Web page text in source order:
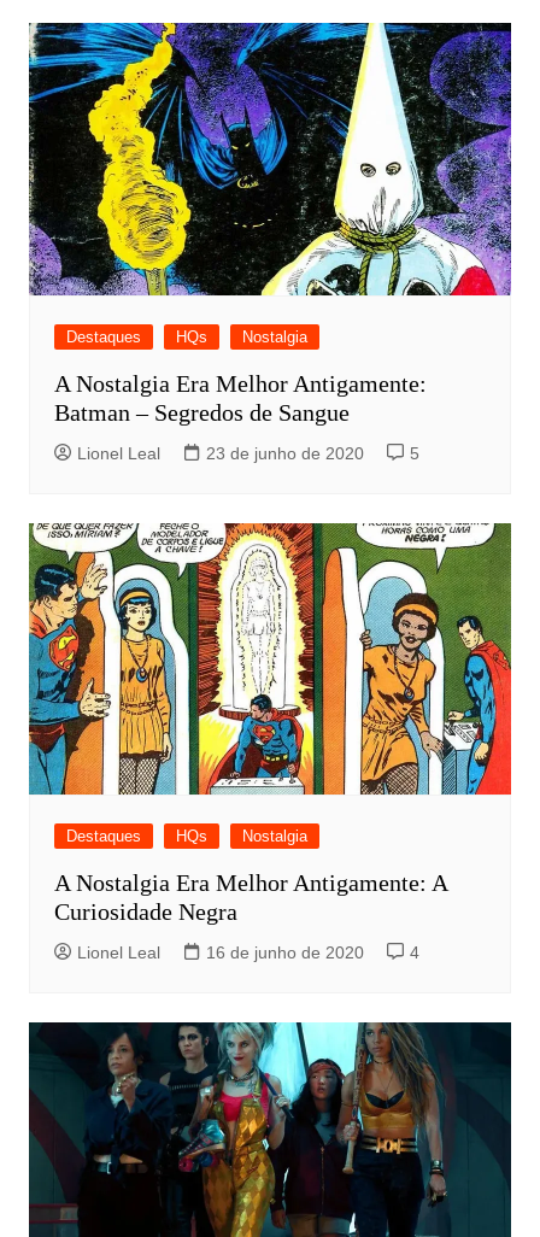
Destaques HQs Nostalgia
A Nostalgia Era Melhor Antigamente:
Batman – Segredos de Sangue
Lionel Leal 23 de junho de 2020 5
Destaques HQs Nostalgia
A Nostalgia Era Melhor Antigamente: A
Curiosidade Negra
Lionel Leal 16 de junho de 2020 4